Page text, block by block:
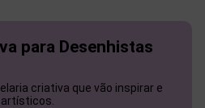
para Desenhistas
criativa que vão inspirar e